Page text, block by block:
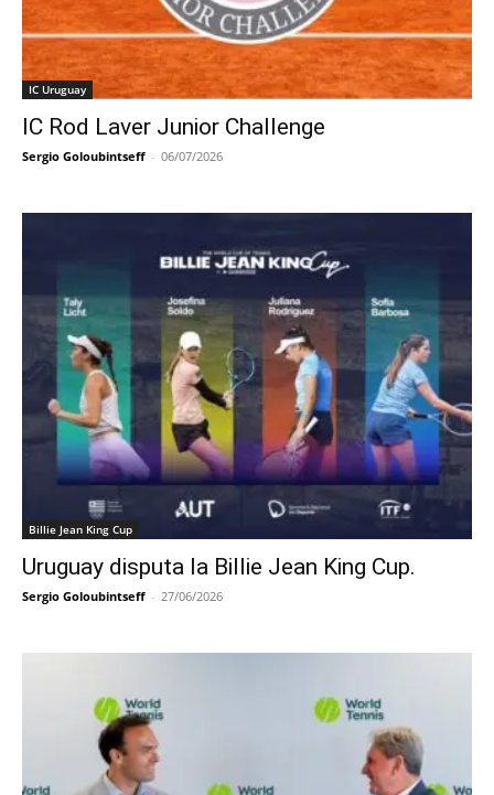
IC Uruguay
IC Rod Laver Junior Challenge
Sergio Goloubintseff - 06/07/2026
Billie Jean King Cup
Uruguay disputa la Billie Jean King Cup.
Sergio Goloubintseff - 27/06/2026